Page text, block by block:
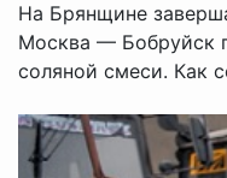
На Брянщине
Москва — Бобруйск
соляной смеси. Как